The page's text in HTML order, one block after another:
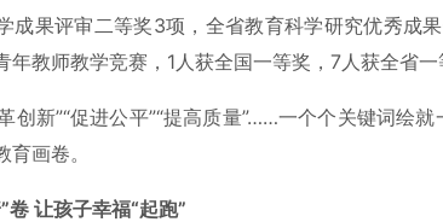
成果评审二等奖3项，全省教育科学研究优秀成
年教师教学竞赛，1人获全国一等奖，7人获全省一
创新”“促进公平”“提高质量”……一个个关键词绘
画卷。
卷 让孩子幸福“起跑”